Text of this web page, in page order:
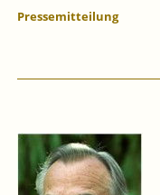
Pressemitteilung